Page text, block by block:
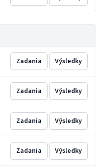
Zadania Výsledky
Zadania Výsledky
Zadania Výsledky
Zadania Výsledky